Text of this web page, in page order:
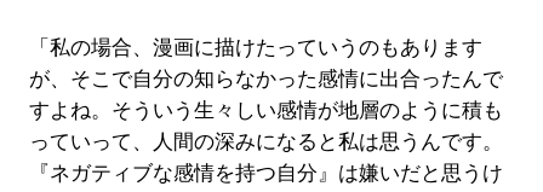
「私の場合、漫画に描けたっていうのもあります
が、そこで自分の知らなかった感情に出合ったんで
すよね。そういう生々しい感情が地層のように積も
っていって、人間の深みになると私は思うんです。
『ネガティブな感情を持つ自分』は嫌いだと思うけ